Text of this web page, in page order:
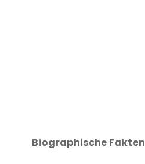
Biographische Fakten